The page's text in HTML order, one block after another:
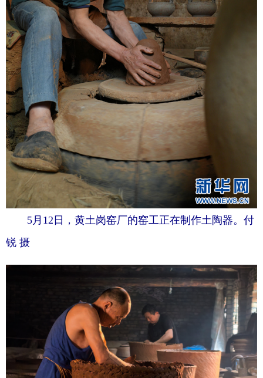
5月12日，黄土岗窑厂的窑工正在制作土陶器。付
锐 摄